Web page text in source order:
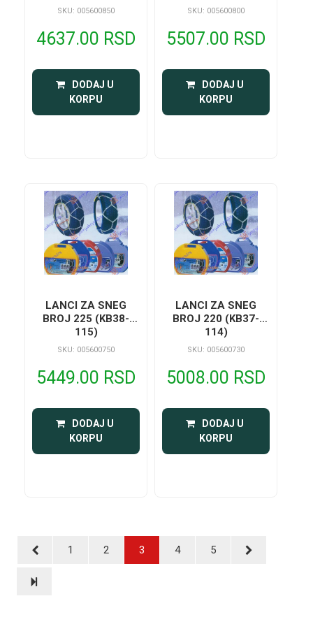
SKU: 005600850
4637.00 RSD
DODAJ U
KORPU
SKU: 005600800
5507.00 RSD
DODAJ U
KORPU
LANCI ZA SNEG
BROJ 225 (KB38-
115)
SKU: 005600750
5449.00 RSD
DODAJ U
KORPU
LANCI ZA SNEG
BROJ 220 (KB37-
114)
SKU: 005600730
5008.00 RSD
DODAJ U
KORPU
1 2 3 4 5